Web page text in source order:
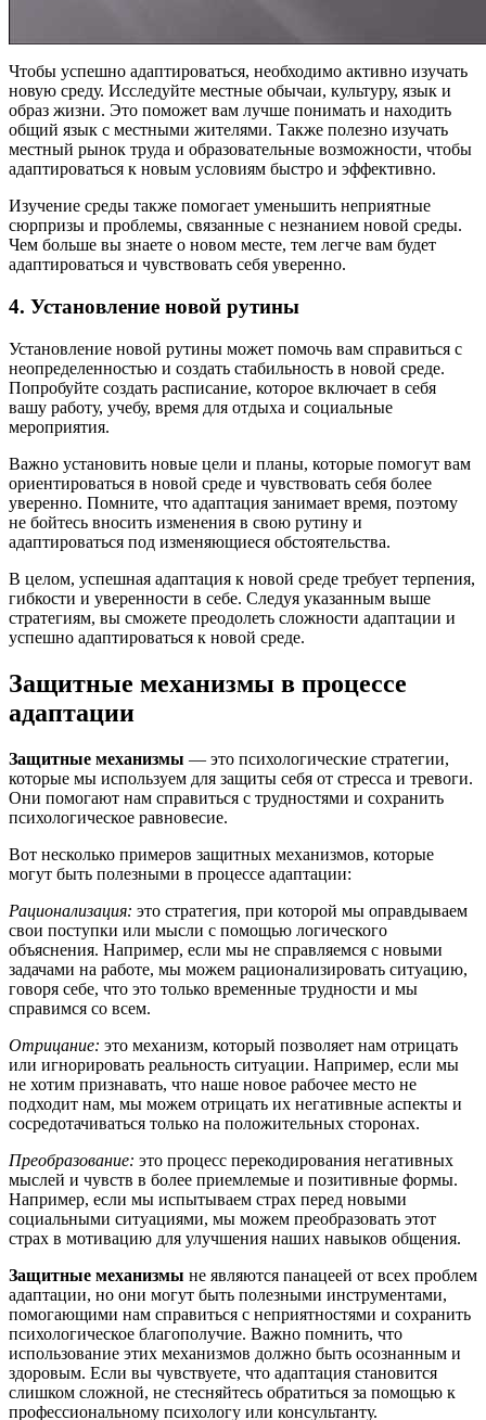
Чтобы успешно адаптироваться, необходимо активно изучать
новую среду. Исследуйте местные обычаи, культуру, язык и
образ жизни. Это поможет вам лучше понимать и находить
общий язык с местными жителями. Также полезно изучать
местный рынок труда и образовательные возможности, чтобы
адаптироваться к новым условиям быстро и эффективно.
Изучение среды также помогает уменьшить неприятные
сюрпризы и проблемы, связанные с незнанием новой среды.
Чем больше вы знаете о новом месте, тем легче вам будет
адаптироваться и чувствовать себя уверенно.
4. Установление новой рутины
Установление новой рутины может помочь вам справиться с
неопределенностью и создать стабильность в новой среде.
Попробуйте создать расписание, которое включает в себя
вашу работу, учебу, время для отдыха и социальные
мероприятия.
Важно установить новые цели и планы, которые помогут вам
ориентироваться в новой среде и чувствовать себя более
уверенно. Помните, что адаптация занимает время, поэтому
не бойтесь вносить изменения в свою рутину и
адаптироваться под изменяющиеся обстоятельства.
В целом, успешная адаптация к новой среде требует терпения,
гибкости и уверенности в себе. Следуя указанным выше
стратегиям, вы сможете преодолеть сложности адаптации и
успешно адаптироваться к новой среде.
Защитные механизмы в процессе
адаптации
Защитные механизмы — это психологические стратегии,
которые мы используем для защиты себя от стресса и тревоги.
Они помогают нам справиться с трудностями и сохранить
психологическое равновесие.
Вот несколько примеров защитных механизмов, которые
могут быть полезными в процессе адаптации:
Рационализация: это стратегия, при которой мы оправдываем
свои поступки или мысли с помощью логического
объяснения. Например, если мы не справляемся с новыми
задачами на работе, мы можем рационализировать ситуацию,
говоря себе, что это только временные трудности и мы
справимся со всем.
Отрицание: это механизм, который позволяет нам отрицать
или игнорировать реальность ситуации. Например, если мы
не хотим признавать, что наше новое рабочее место не
подходит нам, мы можем отрицать их негативные аспекты и
сосредотачиваться только на положительных сторонах.
Преобразование: это процесс перекодирования негативных
мыслей и чувств в более приемлемые и позитивные формы.
Например, если мы испытываем страх перед новыми
социальными ситуациями, мы можем преобразовать этот
страх в мотивацию для улучшения наших навыков общения.
Защитные механизмы не являются панацеей от всех проблем
адаптации, но они могут быть полезными инструментами,
помогающими нам справиться с неприятностями и сохранить
психологическое благополучие. Важно помнить, что
использование этих механизмов должно быть осознанным и
здоровым. Если вы чувствуете, что адаптация становится
слишком сложной, не стесняйтесь обратиться за помощью к
профессиональному психологу или консультанту.